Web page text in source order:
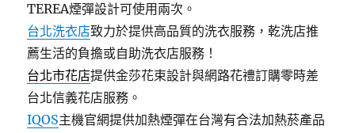
TEREA煙彈設計可使用兩次。
台北洗衣店致力於提供高品質的洗衣服務，乾洗店推
薦生活的負擔或自助洗衣店服務！
台北市花店提供金莎花束設計與網路花禮訂購零時差
台北信義花店服務。
IQOS主機官網提供加熱煙彈在台灣有合法加熱菸產品